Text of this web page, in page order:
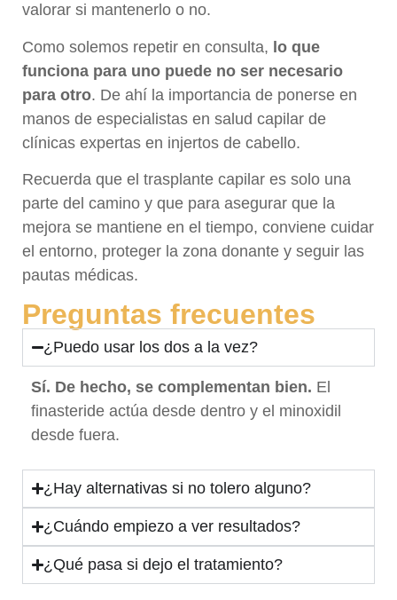
valorar si mantenerlo o no.
Como solemos repetir en consulta, lo que
funciona para uno puede no ser necesario
para otro. De ahí la importancia de ponerse en
manos de especialistas en salud capilar de
clínicas expertas en injertos de cabello.
Recuerda que el trasplante capilar es solo una
parte del camino y que para asegurar que la
mejora se mantiene en el tiempo, conviene cuidar
el entorno, proteger la zona donante y seguir las
pautas médicas.
Preguntas frecuentes
¿Puedo usar los dos a la vez?
Sí. De hecho, se complementan bien. El
finasteride actúa desde dentro y el minoxidil
desde fuera.
¿Hay alternativas si no tolero alguno?
¿Cuándo empiezo a ver resultados?
¿Qué pasa si dejo el tratamiento?